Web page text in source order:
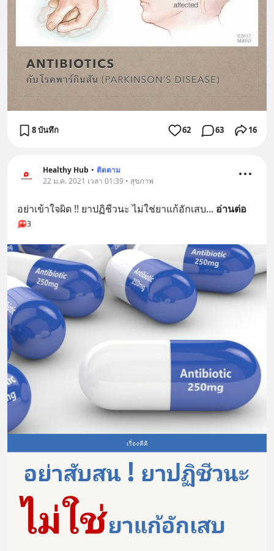
8 บันทึก 62 63 16
Healthy Hub • ติดตาม
22 ม.ค. 2021 เวลา 01:39 • สุขภาพ
อย่าเข้าใจผิด !! ยาปฏิชีวนะ ไม่ใช่ยาแก้อักเสบ... อ่านต่อ
3